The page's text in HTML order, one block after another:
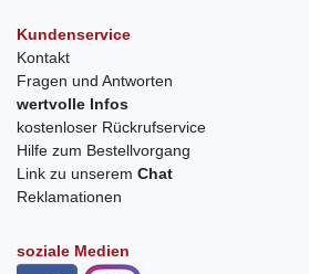
Kundenservice
Kontakt
Fragen und Antworten
wertvolle Infos
kostenloser Rückrufservice
Hilfe zum Bestellvorgang
Link zu unserem Chat
Reklamationen
soziale Medien